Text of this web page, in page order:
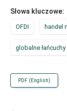
Słowa kluczowe:
OFDI handel
globalne
PDF (English)